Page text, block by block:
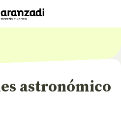
astronómico